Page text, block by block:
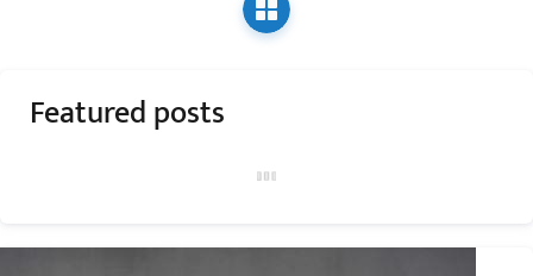
Featured posts